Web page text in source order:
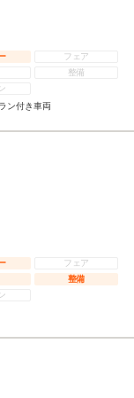
フェア
整備
ン付き車両
フェア
整備